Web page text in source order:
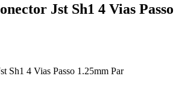
Jst Sh1 4 Vias Passo
Sh1 4 Vias Passo 1.25mm Par